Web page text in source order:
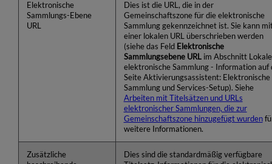
Elektronische
Sammlungs-Ebene
URL
Dies ist die URL, die in der
Gemeinschaftszone für die elektronische
Sammlung gekennzeichnet ist. Sie kann
einer lokalen URL überschrieben werden
(siehe das Feld Elektronische
Sammlungsebene URLim Abschnitt Lokale
elektronische Sammlung - Information auf
Seite Aktivierungsassistent: Elektronische
Sammlung und Services-Setup). Siehe
Arbeiten mit Titelsätzen und URLs
elektronischer Sammlungen, die zur
Gemeinschaftszonehinzugefügt wurden
weitere Informationen.
Zusätzliche
Dies sind die standardmäßig verfügbare